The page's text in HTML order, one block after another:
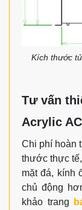
Kích thước
Tư vấn
Acrylic
Chi phí hoàn
thước thực
mặt đá, kính
chủ động
khảo trang